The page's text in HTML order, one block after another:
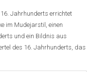
Jahrhunderts errichtet
im Mudejarstil, einen
und ein Bildnis aus
des 16. Jahrhunderts, das